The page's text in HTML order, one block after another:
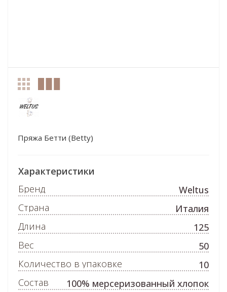
Пряжа Бетти (Betty)
Характеристики
Бренд
Weltus
Страна
Италия
Длина
125
Вес
50
Количество в упаковке
10
Состав
100% мерсеризованный хлопок